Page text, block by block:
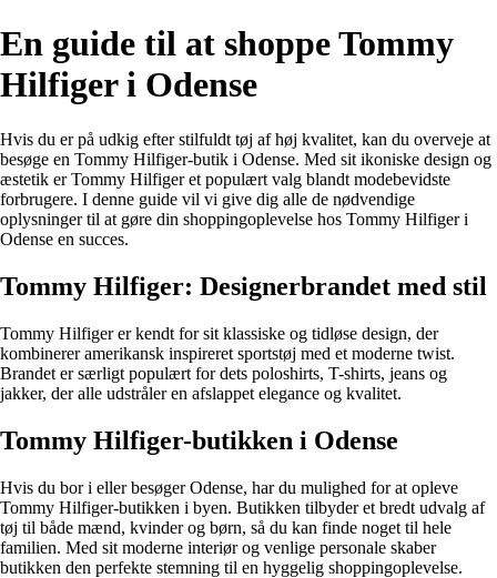
En guide til at shoppe Tommy
Hilfiger i Odense
Hvis du er på udkig efter stilfuldt tøj af høj kvalitet, kan du overveje at
besøge en Tommy Hilfiger-butik i Odense. Med sit ikoniske design og
æstetik er Tommy Hilfiger et populært valg blandt modebevidste
forbrugere. I denne guide vil vi give dig alle de nødvendige
oplysninger til at gøre din shoppingoplevelse hos Tommy Hilfiger i
Odense en succes.
Tommy Hilfiger: Designerbrandet med stil
Tommy Hilfiger er kendt for sit klassiske og tidløse design, der
kombinerer amerikansk inspireret sportstøj med et moderne twist.
Brandet er særligt populært for dets poloshirts, T-shirts, jeans og
jakker, der alle udstråler en afslappet elegance og kvalitet.
Tommy Hilfiger-butikken i Odense
Hvis du bor i eller besøger Odense, har du mulighed for at opleve
Tommy Hilfiger-butikken i byen. Butikken tilbyder et bredt udvalg af
tøj til både mænd, kvinder og børn, så du kan finde noget til hele
familien. Med sit moderne interiør og venlige personale skaber
butikken den perfekte stemning til en hyggelig shoppingoplevelse.